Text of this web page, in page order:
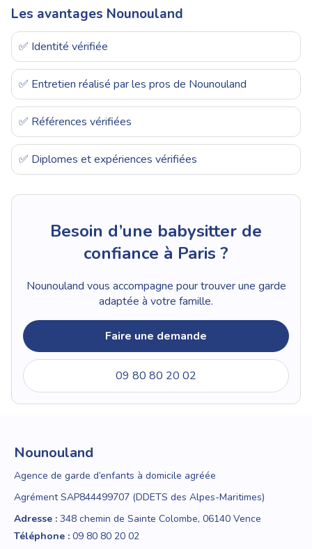
Les avantages Nounouland
✅ Identité vérifiée
✅ Entretien réalisé par les pros de Nounouland
✅ Références vérifiées
✅ Diplomes et expériences vérifiées
Besoin d’une babysitter de
confiance à Paris ?
Nounouland vous accompagne pour trouver une garde
adaptée à votre famille.
Faire une demande
09 80 80 20 02
Nounouland
Agence de garde d’enfants à domicile agréée
Agrément SAP844499707 (DDETS des Alpes-Maritimes)
Adresse : 348 chemin de Sainte Colombe, 06140 Vence
Téléphone : 09 80 80 20 02